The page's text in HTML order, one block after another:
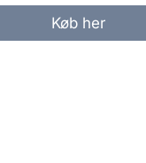
Køb her